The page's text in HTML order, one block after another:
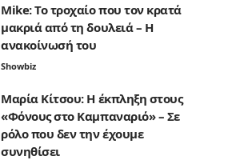
Mike: Το τροχαίο που τον κρατά
μακριά από τη δουλειά – Η
ανακοίνωσή του
Showbiz
Μαρία Κίτσου: Η έκπληξη στους
«Φόνους στο Καμπαναριό» – Σε
ρόλο που δεν την έχουμε
συνηθίσει